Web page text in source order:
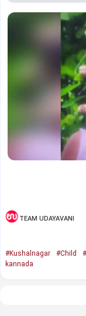
TEAM UDAYAVANI
#Kushalnagar #Child
kannada